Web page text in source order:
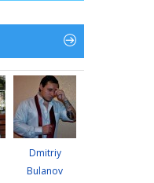
Dmitriy
Bulanov